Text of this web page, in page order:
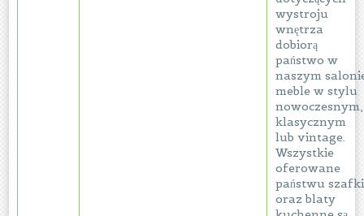
wystroju
wnętrza
dobiorą
państwo w
naszym
meble w stylu
nowoczesnym,
klasycznym
lub vintage.
Wszystkie
oferowane
państwu szafki
oraz blaty